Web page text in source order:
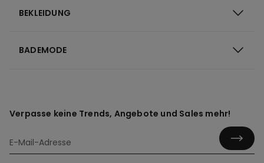
BEKLEIDUNG
BADEMODE
Verpasse keine Trends, Angebote und Sales mehr!